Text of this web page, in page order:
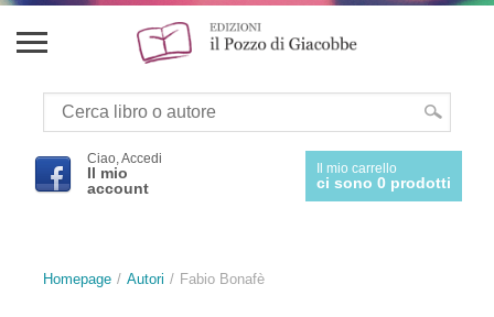
Ciao, Accedi
Il mio
account
Il mio carrello
ci sono 0 prodotti
Homepage Autori Fabio Bonafè